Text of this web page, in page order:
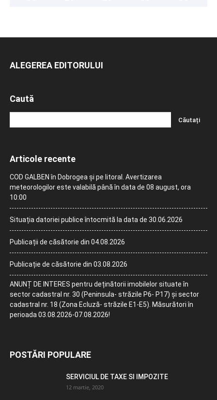
ALEGEREA EDITORULUI
Caută
Articole recente
COD GALBEN în Dobrogea și pe litoral. Avertizarea
meteorologilor este valabilă până în data de 08 august, ora
10:00
Situația datoriei publice întocmită la data de 30.06.2026
Publicații de căsătorie din 04.08.2026
Publicație de căsătorie din 03.08.2026
ANUNȚ DE INTERES pentru deținătorii imobilelor situate în
sector cadastral nr. 30 (Peninsula- străzile P6- P17) și sector
cadastral nr. 18 (Zona Ecluză- străzile E1-E5). Măsurători în
perioada 03.08.2026-07.08.2026!
POSTĂRI POPULARE
SERVICIUL DE TAXE SI IMPOZITE
12 martie, 2020